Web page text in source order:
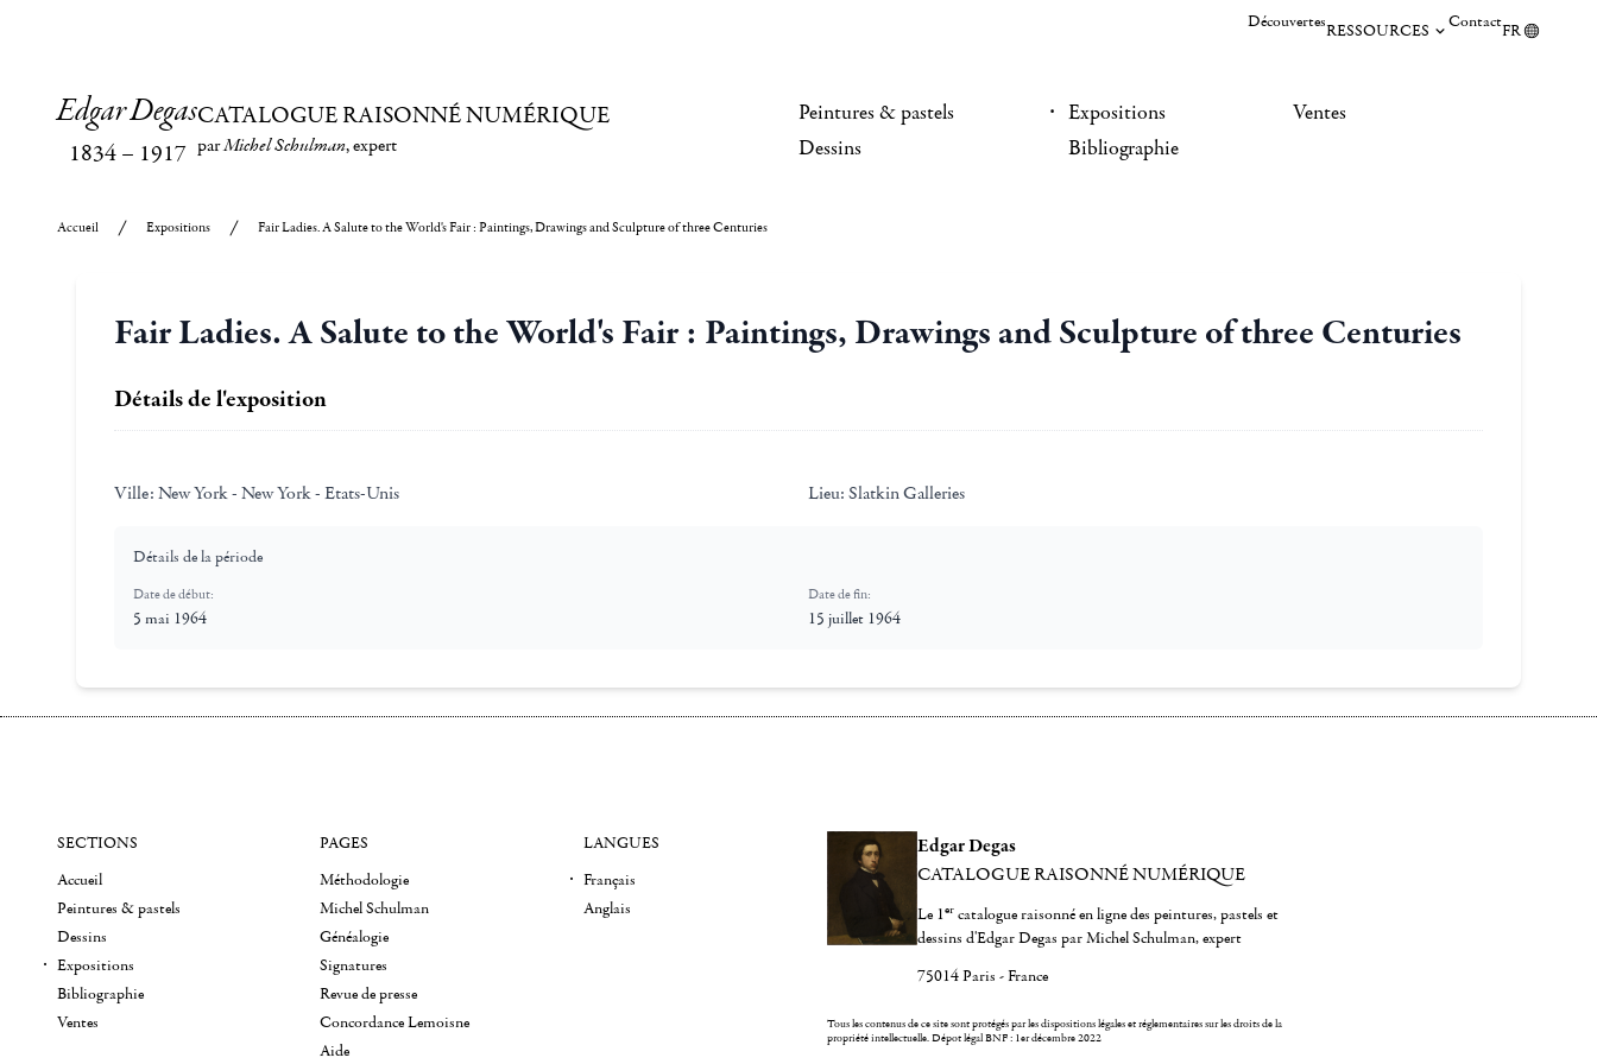
DécouvertesRESSOURCES ContactFR
Edgar Degas
1834– 1917
CATALOGUE RAISONNÉ NUMÉRIQUE
parMichel Schulman, expert
Peintures & pastels
Dessins
Expositions
Bibliographie
Ventes
Accueil Expositions Fair Ladies. A Salute to the World's Fair : Paintings, Drawings and Sculpture of three Centuries
Fair Ladies. A Salute to the World's Fair : Paintings, Drawings and Sculpture of three Centuries
Détails de l'exposition
Ville: New York - New York - Etats-Unis Lieu: Slatkin Galleries
Détails de la période
Date de début:
5 mai 1964
Date de fin:
15 juillet 1964
Edgar Degas
CATALOGUE RAISONNÉ NUMÉRIQUE
Le 1er catalogue raisonné en ligne des peintures, pastels et
dessins d'Edgar Degas par Michel Schulman, expert
75014 Paris - France
Tous les contenus de ce site sont protégés par les dispositions légales et réglementaires sur les droits de la
propriété intellectuelle.Dépot légal BNF : 1er décembre 2022
SECTIONS
Accueil
Peintures & pastels
Dessins
Expositions
Bibliographie
Ventes
PAGES
Méthodologie
Michel Schulman
Généalogie
Signatures
Revue de presse
Concordance Lemoisne
Aide
LANGUES
Français
Anglais